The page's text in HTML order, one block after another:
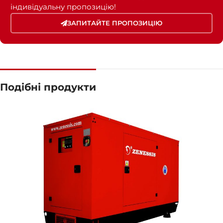
індивідуальну пропозицію!
ЗАПИТАЙТЕ ПРОПОЗИЦІЮ
Подібні продукти